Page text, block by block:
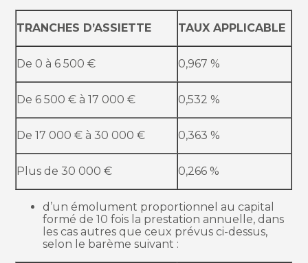
TRANCHES D’ASSIETTE TAUX APPLICABLE
De 0 à 6 500 € 0,967 %
De 6 500 € à 17 000 € 0,532 %
De 17 000 € à 30 000 € 0,363 %
Plus de 30 000 € 0,266 %
d’un émolument proportionnel au capital
formé de 10 fois la prestation annuelle, dans
les cas autres que ceux prévus ci-dessus,
selon le barème suivant :